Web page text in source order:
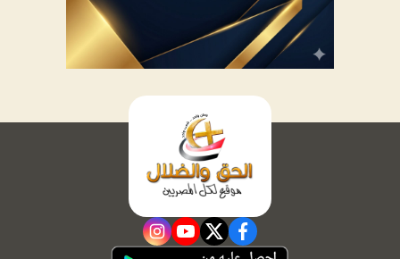
facebook
twitter
youtube
instagram